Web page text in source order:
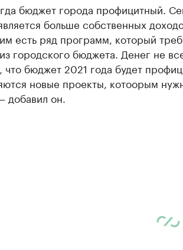
бюджет города профицитный.
больше собственных
есть ряд программ, который
городского бюджета. Денег не
бюджет 2021 года будет
новые проекты, котоорым
добавил он.